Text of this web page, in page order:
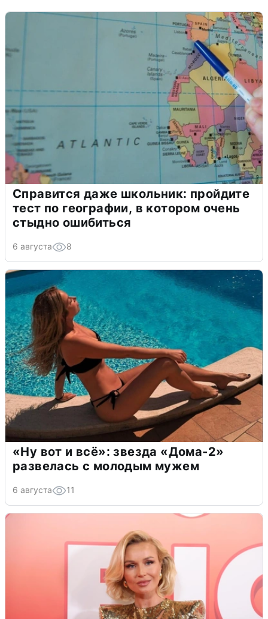
Справится даже школьник: пройдите
тест по географии, в котором очень
стыдно ошибиться
6 августа 8
«Ну вот и всё»: звезда «Дома-2»
развелась с молодым мужем
6 августа 11